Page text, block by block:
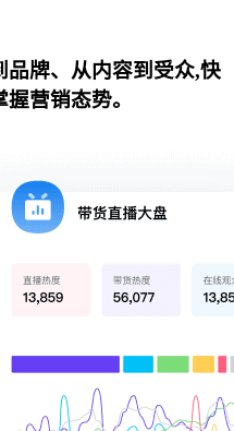
品牌、从内容到受众,快
营销态势。